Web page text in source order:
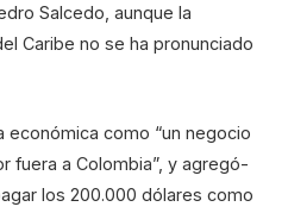
Salcedo, aunque la
Caribe no se ha pronunciado
económica como “un negocio
fuera a Colombia”, y agregó-
los 200.000 dólares como